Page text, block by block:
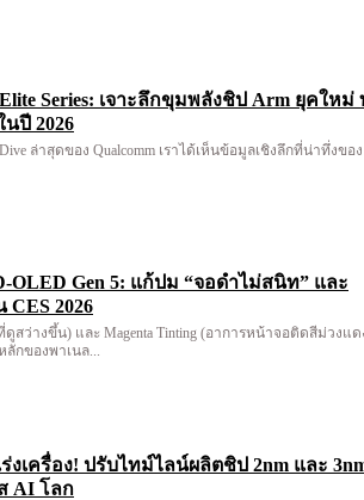
Series: เจาะลึกขุมพลังชิป Arm ยุคใหม่
นปี 2026
ล่าสุดของ Qualcomm เราได้เห็นข้อมูลเชิงลึกที่น่าทึ่งของ
OLED Gen 5: แก้ปม “จอดำไม่สนิท” และ
CES 2026
ดูสว่างขึ้น) และ Magenta Tinting (อาการหน้าจอติดสีม่วงแด
กของพาเนล...
ร่งเครื่อง! ปรับไทม์ไลน์ผลิตชิป 2nm และ
AI โลก